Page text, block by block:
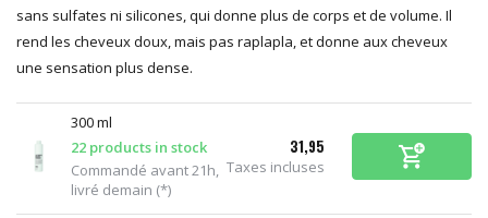
sans sulfates ni silicones, qui donne plus de corps et de volume. Il
rend les cheveux doux, mais pas raplapla, et donne aux cheveux
une sensation plus dense.
300 ml
22 products in stock
Commandé avant 21h,
livré demain (*)
31,95
Taxes incluses